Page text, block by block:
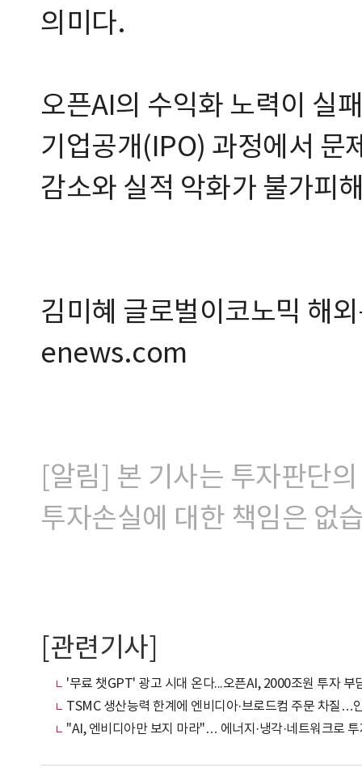
의미다.
오픈AI의 수익화 노력이 실
기업공개(IPO) 과정에서 문
감소와 실적 악화가 불가피
김미혜 글로벌이코노믹 해
enews.com
[알림] 본 기사는 투자판단
투자손실에 대한 책임은 없
[관련기사]
'무료 챗GPT' 광고 시대 온다...오픈AI, 2000조원 투자 부
TSMC 생산능력 한계에 엔비디아·브로드컴 주문 차질…
"AI, 엔비디아만 보지 마라"… 에너지·냉각·네트워크로